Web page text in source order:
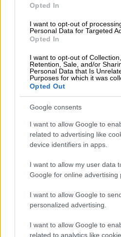
Opted In
I want to opt-out of
Personal Data for Targeted
Opted In
I want to opt-out of
Retention, Sale, and/or
Personal Data that Is
Purposes for which it was
Opted Out
Google consents
I want to allow Google to
related to advertising like
device identifiers in apps.
I want to allow my user data
Google for online advertising
I want to allow Google to
personalized advertising.
I want to allow Google to
related to analytics like
Τμήματος Δίωξης και
Εγκλημάτων Καβάλας
συνέλαβαν τους τρεις
«εισπράκτορα»,
αυτοκίνητο στην πόλη
σχετικές οδηγίες από
τους για την παραλαβή
θύματα εξαπάτησης.
Από τη συνεχιζόμενη
αστυνομικών
περιπτώσεις
πραγματοποιήθηκαν
Έβρου, όπου οι
ενεργώντας από κοινού
συνθέσεις, κατάφεραν
ηλικιωμένες,